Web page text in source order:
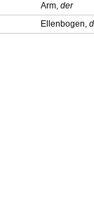
Arm, der
Ellenbogen,